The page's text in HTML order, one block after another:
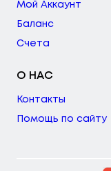
Мой Аккаунт
Баланс
Счета
О НАС
Контакты
Помощь по сайту